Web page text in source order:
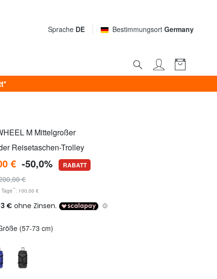
Sprache DE Bestimmungsort Germany
M Mittelgroßer
Reisetaschen-Trolley
€ -50,0% RABATT
€
**: 100,00 €
(57-73 cm)